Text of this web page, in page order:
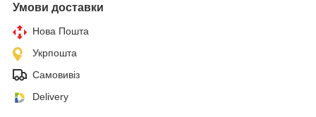
Умови доставки
Нова Пошта
Укрпошта
Самовивіз
Delivery